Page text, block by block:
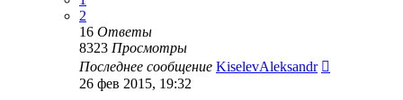
2
16 Ответы
8323 Просмотры
Последнее сообщение KiselevAleksandr
26 фев 2015, 19:32